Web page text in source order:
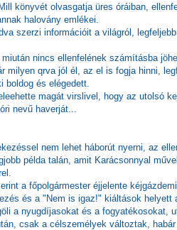
könyvét olvasgatja üres óráiban,
halovány emlékei.
szerzi információit a világról,
nincs ellenfelének számításba
milyen qrva jól él, az el is fogja hinni,
és elégedett.
magát virslivel, hogy az utolsó
nevű haverját...
nem lehet háborút nyerni, az
példa talán, amit Karácsonnyal
a főpolgármester éjjelente
és a "Nem is igaz!" kiáltások helyett
a nyugdíjasokat és a fogyatékosokat,
csak a célszemélyek változtak, habár